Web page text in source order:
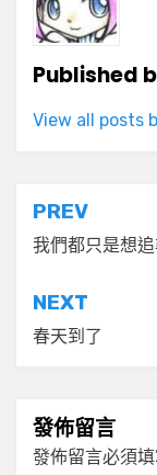
Published
View all posts
文
章
導
覽
PREV
我們都只是想
NEXT
春天到了
發佈留言
發佈留言必須